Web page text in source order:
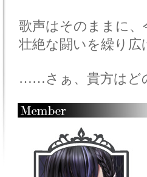
歌声はそのままに
壮絶な闘いを繰り広
……さぁ、貴方はど